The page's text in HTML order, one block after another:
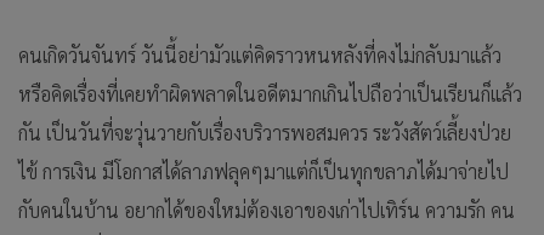
คนเกิดวันจันทร์ วันนี้อย่ามัวแต่คิดราวหนหลังที่คงไม่กลับมาแล้ว
หรือคิดเรื่องที่เคยทำผิดพลาดในอดีตมากเกินไปถือว่าเป็นเรียนก็แล้ว
กัน เป็นวันที่จะวุ่นวายกับเรื่องบริวารพอสมควร ระวังสัตว์เลี้ยงป่วย
ไข้ การเงิน มีโอกาสได้ลาภฟลุคๆมาแต่ก็เป็นทุกขลาภได้มาจ่ายไป
กับคนในบ้าน อยากได้ของใหม่ต้องเอาของเก่าไปเทิร์น ความรัก คน